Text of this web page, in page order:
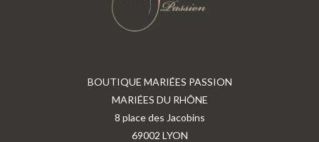
BOUTIQUE MARIÉES PASSION
MARIÉES DU RHÔNE
8 place des Jacobins
69002 LYON